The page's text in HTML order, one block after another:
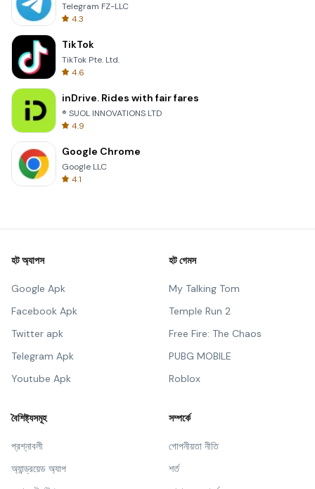
Telegram FZ-LLC
4.3
TikTok
TikTok Pte. Ltd.
4.6
inDrive. Rides with fair fares
® SUOL INNOVATIONS LTD
4.9
Google Chrome
Google LLC
4.1
হট অ্যাপস
Google Apk
Facebook Apk
Twitter apk
Telegram Apk
Youtube Apk
হট গেমস
My Talking Tom
Temple Run 2
Free Fire: The Chaos
PUBG MOBILE
Roblox
বৈশিষ্ট্যসমূহ
প্রশ্নাবলী
অ্যান্ড্রয়েড অ্যাপ
সম্পর্কে
গোপনীয়তা নীতি
শর্ত